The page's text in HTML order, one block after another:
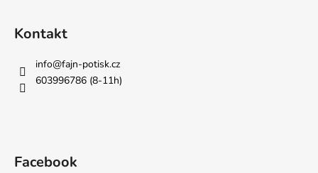
Kontakt
info@fajn-potisk.cz
603996786 (8-11h)
Facebook